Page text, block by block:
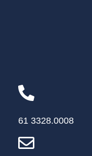
61 3328.0008